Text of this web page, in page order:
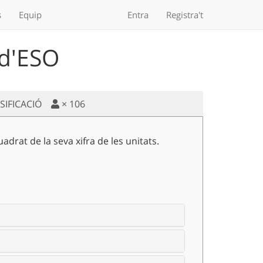
Equip Entra Registra't
× 106
de la seva xifra de les unitats.